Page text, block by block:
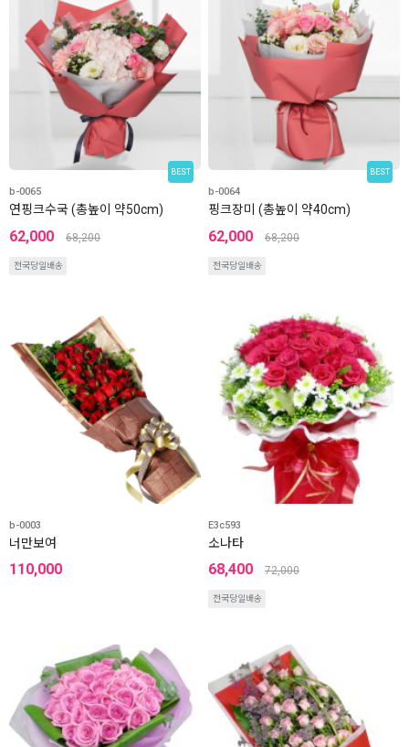
BEST
b-0065
연핑크수국 (총높이 약50cm)
62,000 68,200
전국당일배송
BEST
b-0064
핑크장미 (총높이 약40cm)
62,000 68,200
전국당일배송
b-0003
너만보여
110,000
E3c593
소나타
68,400 72,000
전국당일배송